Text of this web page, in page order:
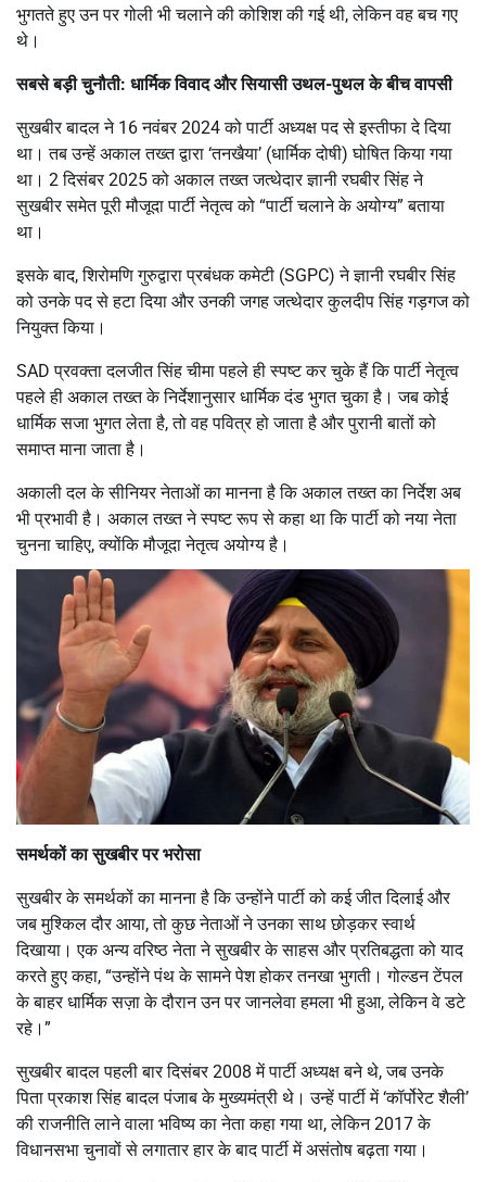
भुगतते हुए उन पर गोली भी चलाने की कोशिश की गई थी, लेकिन वह बच गए
थे।
सबसे बड़ी चुनौती: धार्मिक विवाद और सियासी उथल-पुथल के बीच वापसी
सुखबीर बादल ने 16 नवंबर 2024 को पार्टी अध्यक्ष पद से इस्तीफा दे दिया
था। तब उन्हें अकाल तख्त द्वारा ‘तनखैया’ (धार्मिक दोषी) घोषित किया गया
था। 2 दिसंबर 2025 को अकाल तख्त जत्थेदार ज्ञानी रघबीर सिंह ने
सुखबीर समेत पूरी मौजूदा पार्टी नेतृत्व को “पार्टी चलाने के अयोग्य” बताया
था।
इसके बाद, शिरोमणि गुरुद्वारा प्रबंधक कमेटी (SGPC) ने ज्ञानी रघबीर सिंह
को उनके पद से हटा दिया और उनकी जगह जत्थेदार कुलदीप सिंह गड़गज को
नियुक्त किया।
SAD प्रवक्ता दलजीत सिंह चीमा पहले ही स्पष्ट कर चुके हैं कि पार्टी नेतृत्व
पहले ही अकाल तख्त के निर्देशानुसार धार्मिक दंड भुगत चुका है। जब कोई
धार्मिक सजा भुगत लेता है, तो वह पवित्र हो जाता है और पुरानी बातों को
समाप्त माना जाता है।
अकाली दल के सीनियर नेताओं का मानना है कि अकाल तख्त का निर्देश अब
भी प्रभावी है। अकाल तख्त ने स्पष्ट रूप से कहा था कि पार्टी को नया नेता
चुनना चाहिए, क्योंकि मौजूदा नेतृत्व अयोग्य है।
समर्थकों का सुखबीर पर भरोसा
सुखबीर के समर्थकों का मानना है कि उन्होंने पार्टी को कई जीत दिलाई और
जब मुश्किल दौर आया, तो कुछ नेताओं ने उनका साथ छोड़कर स्वार्थ
दिखाया। एक अन्य वरिष्ठ नेता ने सुखबीर के साहस और प्रतिबद्धता को याद
करते हुए कहा, “उन्होंने पंथ के सामने पेश होकर तनखा भुगती। गोल्डन टेंपल
के बाहर धार्मिक सज़ा के दौरान उन पर जानलेवा हमला भी हुआ, लेकिन वे डटे
रहे।”
सुखबीर बादल पहली बार दिसंबर 2008 में पार्टी अध्यक्ष बने थे, जब उनके
पिता प्रकाश सिंह बादल पंजाब के मुख्यमंत्री थे। उन्हें पार्टी में ‘कॉर्पोरेट शैली’
की राजनीति लाने वाला भविष्य का नेता कहा गया था, लेकिन 2017 के
विधानसभा चुनावों से लगातार हार के बाद पार्टी में असंतोष बढ़ता गया।